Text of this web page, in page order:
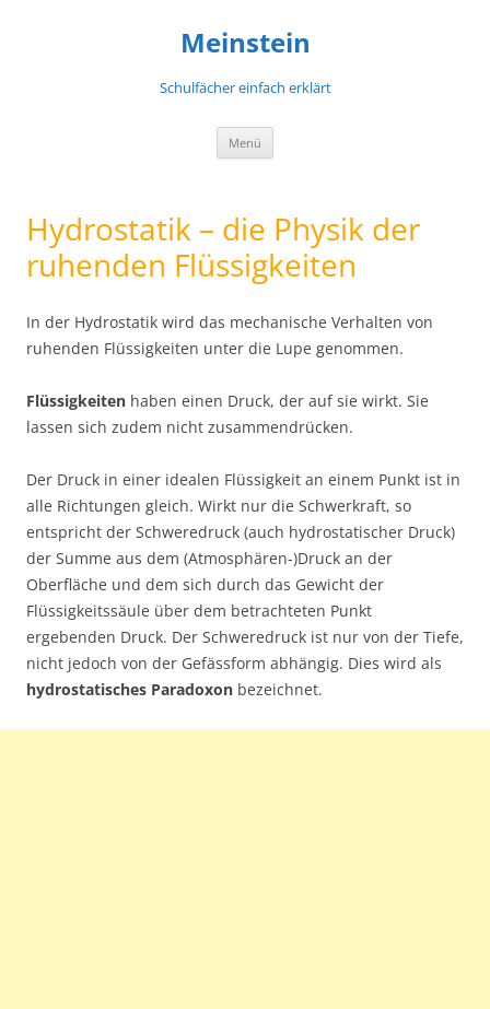
Meinstein
Schulfächer einfach erklärt
Menü
Hydrostatik – die Physik der
ruhenden Flüssigkeiten
In der Hydrostatik wird das mechanische Verhalten von
ruhenden Flüssigkeiten unter die Lupe genommen.
Flüssigkeiten haben einen Druck, der auf sie wirkt. Sie
lassen sich zudem nicht zusammendrücken.
Der Druck in einer idealen Flüssigkeit an einem Punkt ist in
alle Richtungen gleich. Wirkt nur die Schwerkraft, so
entspricht der Schweredruck (auch hydrostatischer Druck)
der Summe aus dem (Atmosphären-)Druck an der
Oberfläche und dem sich durch das Gewicht der
Flüssigkeitssäule über dem betrachteten Punkt
ergebenden Druck. Der Schweredruck ist nur von der Tiefe,
nicht jedoch von der Gefässform abhängig. Dies wird als
hydrostatisches Paradoxon bezeichnet.